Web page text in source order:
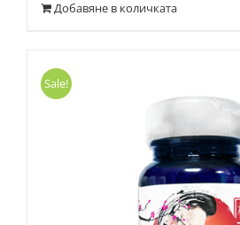
Добавяне в количката
Sale!